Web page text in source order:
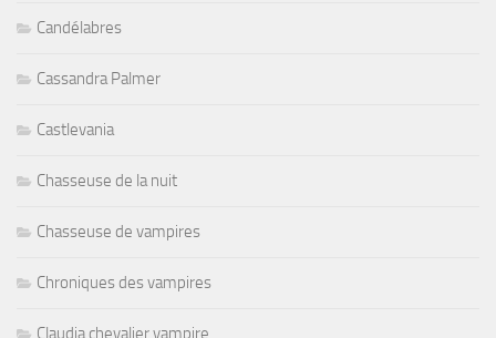
Candélabres
Cassandra Palmer
Castlevania
Chasseuse de la nuit
Chasseuse de vampires
Chroniques des vampires
Claudia chevalier vampire